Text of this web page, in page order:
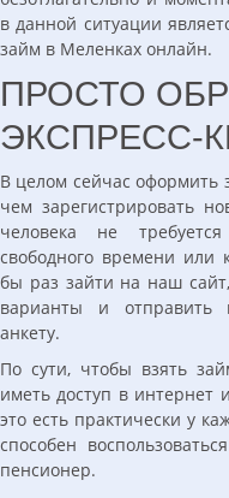
в данной ситуации
займ в Меленках онлайн.
ПРОСТО
ЭКСПРЕСС-
В целом сейчас оформить
чем зарегистрировать
человека не
свободного времени или
бы раз зайти на наш
варианты и отправить
анкету.
По сути, чтобы взять
иметь доступ в
это есть практически у
способен
пенсионер.